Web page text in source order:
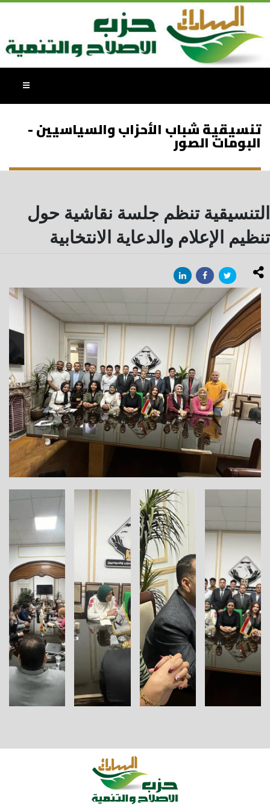
تنسيقية شباب الأحزاب والسياسيين -
البومات الصور
التنسيقية تنظم جلسة نقاشية حول
تنظيم الإعلام والدعاية الانتخابية